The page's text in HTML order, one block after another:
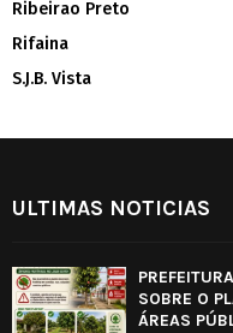
Ribeirao Preto
Rifaina
S.J.B. Vista
ULTIMAS NOTICIAS
SOBRE O
ÁREAS